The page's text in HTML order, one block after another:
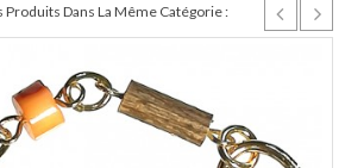
Produits Dans La Même Catégorie :